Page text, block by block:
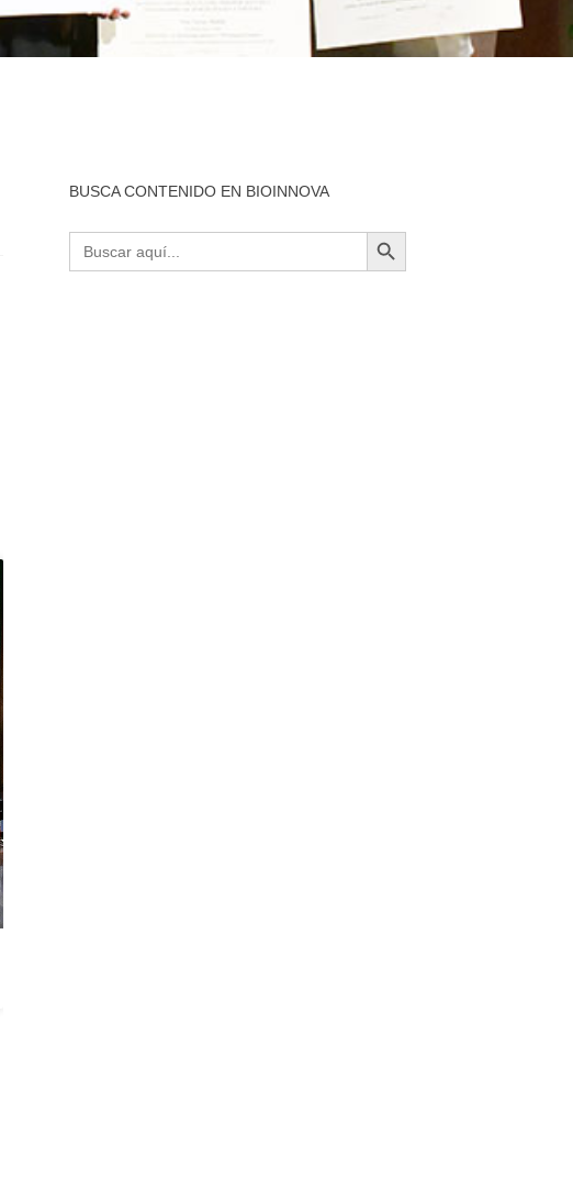
BUSCA CONTENIDO EN BIOINNOVA
Buscar: BOTÓN DE BÚSQUEDA